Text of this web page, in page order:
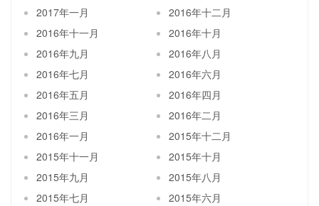
2017年一月
2016年十二月
2016年十一月
2016年十月
2016年九月
2016年八月
2016年七月
2016年六月
2016年五月
2016年四月
2016年三月
2016年二月
2016年一月
2015年十二月
2015年十一月
2015年十月
2015年九月
2015年八月
2015年七月
2015年六月